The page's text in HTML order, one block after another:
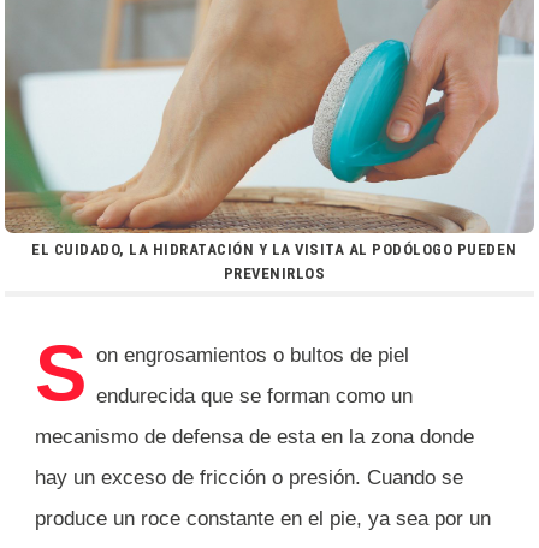
EL CUIDADO, LA HIDRATACIÓN Y LA VISITA AL PODÓLOGO PUEDEN
PREVENIRLOS
S on engrosamientos o bultos de piel
endurecida que se forman como un
mecanismo de defensa de esta en la zona donde
hay un exceso de fricción o presión. Cuando se
produce un roce constante en el pie, ya sea por un